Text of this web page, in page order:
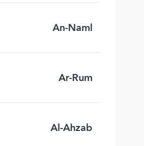
An-Naml
Ar-Rum
Al-Ahzab